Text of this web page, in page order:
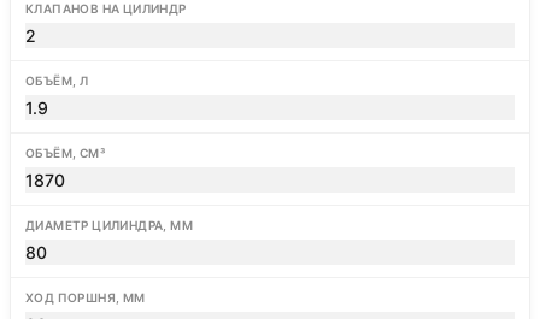
КЛАПАНОВ НА ЦИЛИНДР
2
ОБЪЁМ, Л
1.9
ОБЪЁМ, СМ³
1870
ДИАМЕТР ЦИЛИНДРА, ММ
80
ХОД ПОРШНЯ, ММ